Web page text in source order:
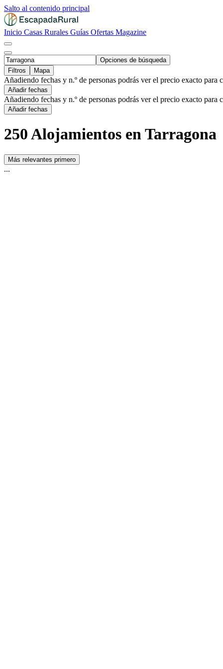
Salto al contenido principal
Inicio Casas Rurales Guías Ofertas Magazine
Opciones de búsqueda
Filtros
Mapa
Añadiendo fechas y n.º de personas podrás ver el precio exacto para
Añadir fechas
Añadiendo fechas y n.º de personas podrás ver el precio exacto para
Añadir fechas
250 Alojamientos en Tarragona
Más relevantes primero
...